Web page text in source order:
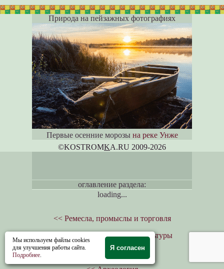
Природа на пейзажных фотографиях
Первые осенние морозы на реке Унже
©KOSTROMKA.RU 2009-2026
оглавление раздела:
loading...
<< Ремесла, промыслы и торговля
<< Памятники истории и культуры
<< Очерки-путешествия
Мы используем файлы cookies
для улучшения работы сайта.
Подробнее.
Я согласен